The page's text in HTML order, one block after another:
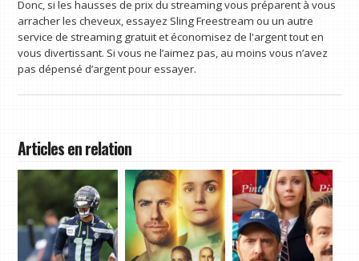
Donc, si les hausses de prix du streaming vous préparent à vous
arracher les cheveux, essayez Sling Freestream ou un autre
service de streaming gratuit et économisez de l'argent tout en
vous divertissant. Si vous ne l’aimez pas, au moins vous n’avez
pas dépensé d’argent pour essayer.
Articles en relation